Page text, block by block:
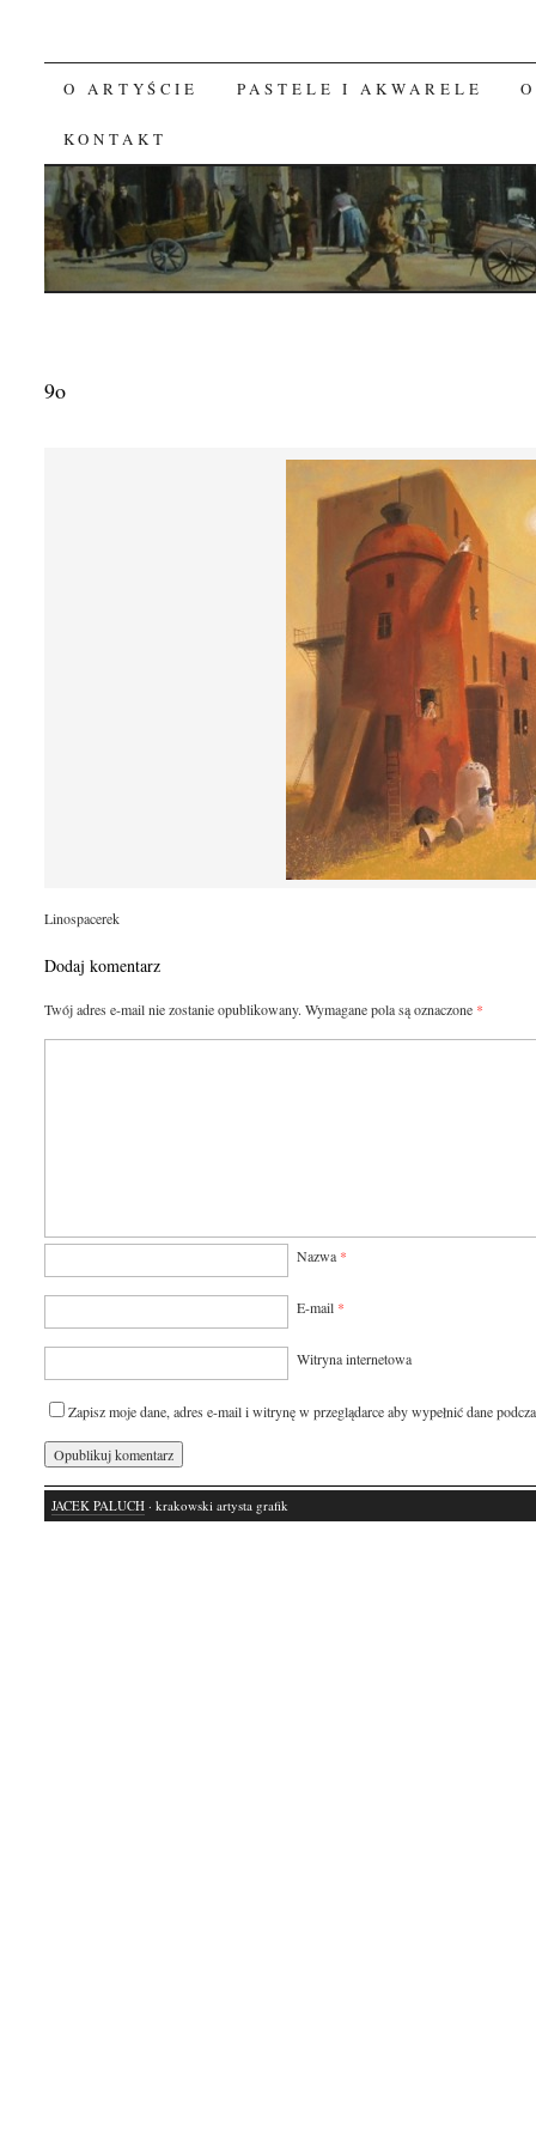
SKIP TO CONTENT
O ARTYŚCIE PASTELE I AKWARELE
KONTAKT
9o
Linospacerek
Dodaj komentarz
Twój adres e-mail nie zostanie opublikowany. Wymagane pola są oznaczone *
Nazwa *
E-mail *
Witryna internetowa
Zapisz moje dane, adres e-mail i witrynę w przeglądarce aby wypełnić dane
JACEK PALUCH · krakowski artysta grafik